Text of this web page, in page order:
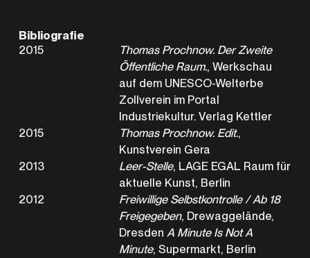
Bibliografie
2015
Thomas Prochnow. Der Zweite
Öffentliche Raum., Werkschau
auf dem UNESCO-Welterbe
Zollverein im Portal
Industriekultur. Verlag Kettler
2015
Thomas Prochnow. Edit.,
Kunstverein Gera
2013
Leer-Stelle, LAGE EGAL Raum für
aktuelle Kunst, Berlin
2012
Freiwillige Selbstkontrolle / Ab 18
Freigegeben, Drewaggelände,
Dresden A Minute Is Not A
Minute, Supermarkt, Berlin